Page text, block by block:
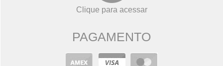
Clique para acessar
PAGAMENTO